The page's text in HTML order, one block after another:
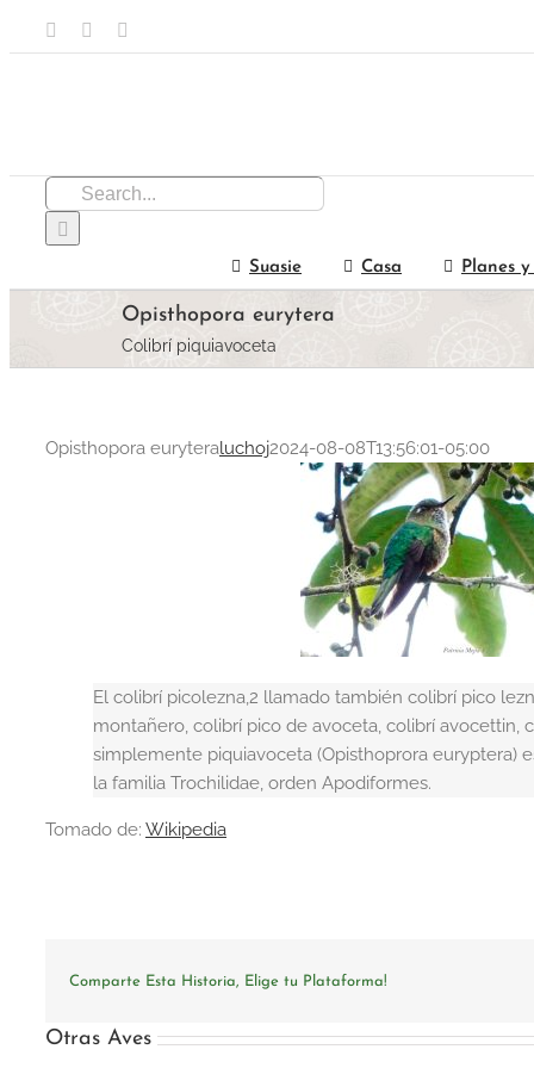
to
Facebook
Email
Search
for:
Suasie Casa Planes
Opisthopora eurytera
Colibrí piquiavoceta
Opisthopora euryteraluchoj2024-08-08T13:56:01-05:00
El colibrí picolezna,2​ llamado también colibrí pico
montañero, colibrí pico de avoceta, colibrí avocettin,
simplemente piquiavoceta (Opisthoprora euryptera)
la familia Trochilidae, orden Apodiformes.
Tomado de: Wikipedia
Comparte Esta Historia, Elige tu Plataforma!
Otras Aves